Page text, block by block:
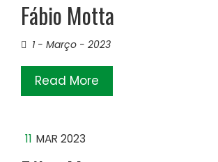
Fábio Motta
1 - Março - 2023
Read More
11 MAR 2023